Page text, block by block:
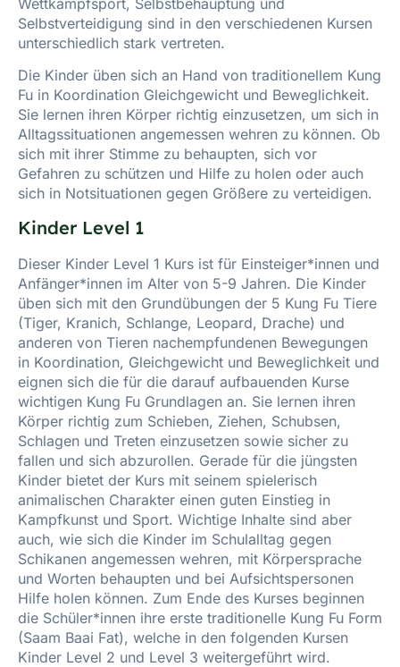
Selbstverteidigung sind in den verschiedenen Kursen
unterschiedlich stark vertreten.
Die Kinder üben sich an Hand von traditionellem Kung
Fu in Koordination Gleichgewicht und Beweglichkeit.
Sie lernen ihren Körper richtig einzusetzen, um sich in
Alltagssituationen angemessen wehren zu können. Ob
sich mit ihrer Stimme zu behaupten, sich vor
Gefahren zu schützen und Hilfe zu holen oder auch
sich in Notsituationen gegen Größere zu verteidigen.
Kinder Level 1
Dieser Kinder Level 1 Kurs ist für Einsteiger*innen und
Anfänger*innen im Alter von 5-9 Jahren. Die Kinder
üben sich mit den Grundübungen der 5 Kung Fu Tiere
(Tiger, Kranich, Schlange, Leopard, Drache) und
anderen von Tieren nachempfundenen Bewegungen
in Koordination, Gleichgewicht und Beweglichkeit und
eignen sich die für die darauf aufbauenden Kurse
wichtigen Kung Fu Grundlagen an. Sie lernen ihren
Körper richtig zum Schieben, Ziehen, Schubsen,
Schlagen und Treten einzusetzen sowie sicher zu
fallen und sich abzurollen. Gerade für die jüngsten
Kinder bietet der Kurs mit seinem spielerisch
animalischen Charakter einen guten Einstieg in
Kampfkunst und Sport. Wichtige Inhalte sind aber
auch, wie sich die Kinder im Schulalltag gegen
Schikanen angemessen wehren, mit Körpersprache
und Worten behaupten und bei Aufsichtspersonen
Hilfe holen können. Zum Ende des Kurses beginnen
die Schüler*innen ihre erste traditionelle Kung Fu Form
(Saam Baai Fat), welche in den folgenden Kursen
Kinder Level 2 und Level 3 weitergeführt wird.